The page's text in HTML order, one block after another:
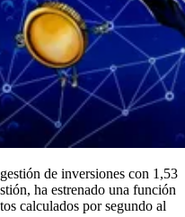
de inversiones con 1,53
ha estrenado una función
calculados por segundo al